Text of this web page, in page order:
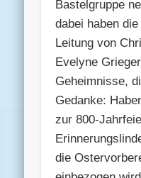
Bastelgruppe
dabei haben
Leitung von
Evelyne
Geheimnisse,
Gedanke:
zur 800-
die